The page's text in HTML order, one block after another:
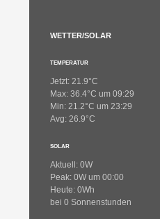
WETTER/SOLAR
TEMPERATUR
Jetzt: 21.9°C
Max: 36.4°C um 09:29
Min: 21.2°C um 23:29
Avg: 26.9°C
SOLAR
Aktuell: 0W
Peak: 0W um 00:00
Heute: 0Wh
bei 0 Sonnenstunden